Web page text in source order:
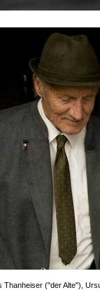
Thanheiser ("der Alte"),